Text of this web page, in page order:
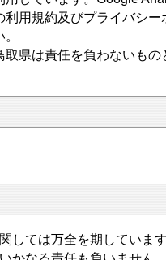
用規約及びプライバシー
県は責任を負わないもの
ては万全を期していま